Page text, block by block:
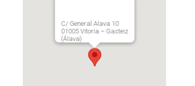
C/ General Alava 10
01005 Vitoria – Gasteiz
(Álava)